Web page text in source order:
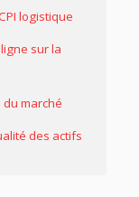
logistique
sur la
marché
des actifs